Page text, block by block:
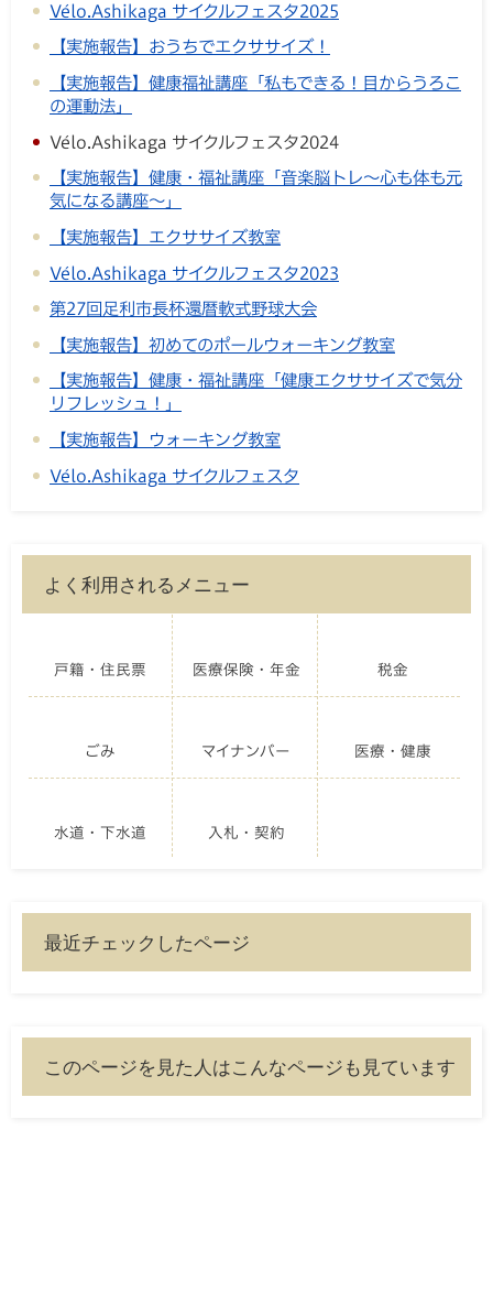
Vélo.Ashikaga サイクルフェスタ2025
【実施報告】おうちでエクササイズ！
【実施報告】健康福祉講座「私もできる！目からうろこ
の運動法」
Vélo.Ashikaga サイクルフェスタ2024
【実施報告】健康・福祉講座「音楽脳トレ～心も体も元
気になる講座～」
【実施報告】エクササイズ教室
Vélo.Ashikaga サイクルフェスタ2023
第27回足利市長杯還暦軟式野球大会
【実施報告】初めてのポールウォーキング教室
【実施報告】健康・福祉講座「健康エクササイズで気分
リフレッシュ！」
【実施報告】ウォーキング教室
Vélo.Ashikaga サイクルフェスタ
よく利用されるメニュー
戸籍・住民票 医療保険・年金 税金
ごみ マイナンバー 医療・健康
水道・下水道 入札・契約
最近チェックしたページ
このページを見た人はこんなページも見ています